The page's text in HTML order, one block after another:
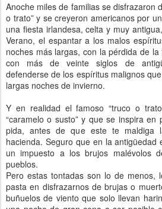
Anoche miles de familias se disfrazaron
o trato” y se creyeron americanos por
una fiesta irlandesa, celta y muy
Verano, el espantar a los malos
noches más largas, con la pérdida de
con más de veinte siglos de
defenderse de los espíritus malignos
largas noches de invierno.
Y en realidad el famoso “truco o
“caramelo o susto” y que se inspira
pida, antes de que este te
hacienda. Seguro que en la
un impuesto a los brujos malévolos
pueblos.
Pero estas tontadas son lo de menos,
pasta en disfrazarnos de brujas o
buñuelos de viento que solo llevan